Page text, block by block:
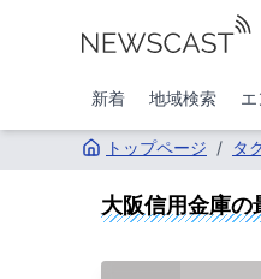
新着 地域検索 エ
トップページ / タ
大阪信用金庫の